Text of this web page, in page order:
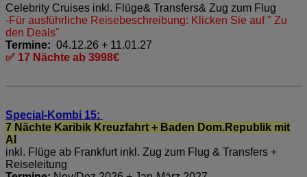
Celebrity Cruises inkl. Flüge& Transfers& Zug zum Flug
-Für ausführliche Reisebeschreibung: Klicken Sie auf " Zu
den Deals"
Termine: 04.12.26 + 11.01.27
✅ 17 Nächte ab 3998€
Special-Kombi 15:
7 Nächte Karibik Kreuzfahrt + Baden Dom.Republik mit
AI
inkl. Flüge ab Frankfurt inkl. Zug zum Flug & Transfers +
Reiseleitung